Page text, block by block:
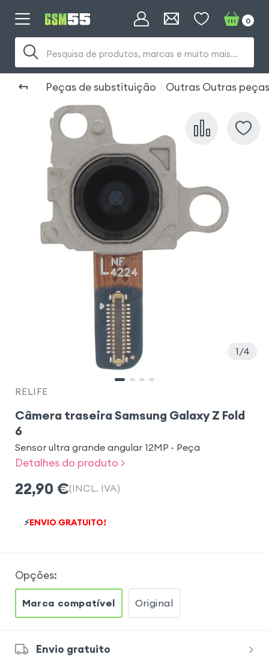
Pesquisa de produtos, marcas e muito mais...
0
Peças de substituição Outras Outras
1 4
RELIFE
Câmera traseira Samsung Galaxy Z Fold
6
Sensor ultra grande angular 12MP - Peça
Detalhes do produto >
22,90 €(INCL. IVA)
⚡ENVIO GRATUITO!
Opções:
Marca compatível Original
Envio gratuito